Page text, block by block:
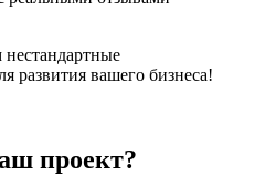
развития вашего бизнеса!
проект?